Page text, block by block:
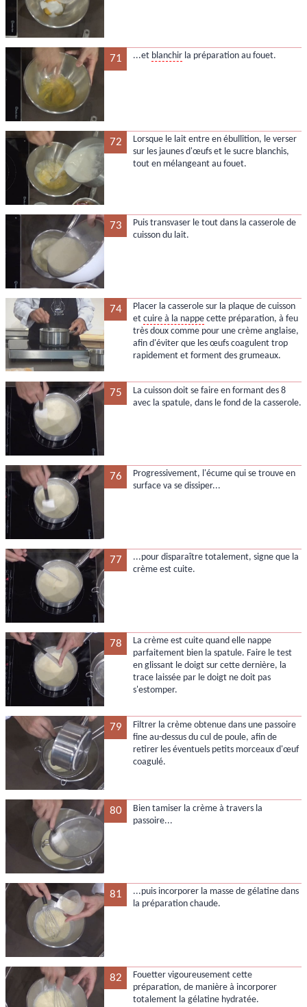
71 ...et blanchirla préparation au fouet.
72
Lorsque le lait entre en ébullition, le verser
sur les jaunes d'œufs et le sucre blanchis,
tout en mélangeant au fouet.
73
Puis transvaser le tout dans la casserole de
cuisson du lait.
74
Placer la casserole sur la plaque de cuisson
et cuire à la nappecette préparation, à feu
très doux comme pour une crème anglaise,
afin d'éviter que les œufs coagulent trop
rapidement et forment des grumeaux.
75
La cuisson doit se faire en formant des 8
avec la spatule, dans le fond de la casserole.
76
Progressivement, l'écume qui se trouve en
surface va se dissiper...
77
...pour disparaître totalement, signe que la
crème est cuite.
78
La crème est cuite quand elle nappe
parfaitement bien la spatule. Faire le test
en glissant le doigt sur cette dernière, la
trace laissée par le doigt ne doit pas
s'estomper.
79
Filtrer la crème obtenue dans une passoire
fine au-dessus du cul de poule, afin de
retirer les éventuels petits morceaux d'œuf
coagulé.
80
Bien tamiser la crème à travers la
passoire...
81
...puis incorporer la masse de gélatine dans
la préparation chaude.
82
Fouetter vigoureusement cette
préparation, de manière à incorporer
totalement la gélatine hydratée.